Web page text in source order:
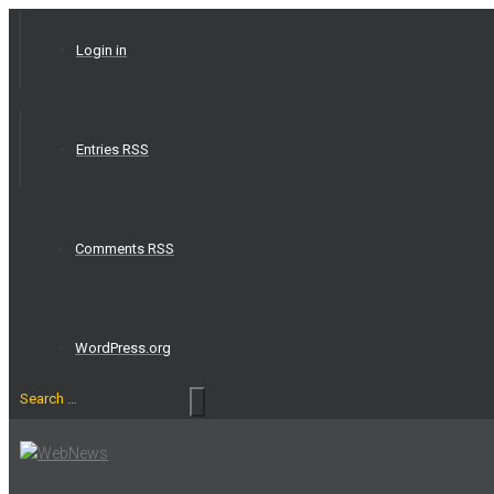
Login in
Entries RSS
Comments RSS
WordPress.org
Search